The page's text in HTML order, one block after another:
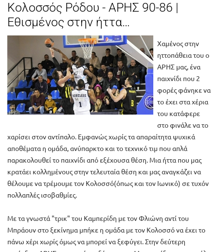
Κολοσσός Ρόδου - ΑΡΗΣ 90-86 |
Εθισμένος στην ήττα…
Χαμένος στην
ηττοπάθεια του ο
ΑΡΗΣ μας, ένα
παιχνίδι που 2
φορές φάνηκε να
το έχει στα χέρια
του κατάφερε
στο φινάλε να το
χαρίσει στον αντίπαλο. Εμφανώς χωρίς τα απαραίτητα ψυχικά
αποθέματα η ομάδα, ανύπαρκτο και το τεχνικό τιμ που απλά
παρακολουθεί το παιχνίδι από εξέχουσα θέση. Μια ήττα που μας
κρατάει κολλημένους στην τελευταία θέση και μας αναγκάζει να
θέλουμε να τρέμουμε τον Κολοσσό(όπως και τον Ιωνικό) σε τυχόν
πολλαπλές ισοβαθμίες.
Με τα γνωστά "τρικ" του Καμπερίδη με τον Φλιώνη αντί του
Μπράουν στο ξεκίνημα μπήκε η ομάδα με τον Κολοσσό να έχει το
πάνω χέρι χωρίς όμως να μπορεί να ξεφύγει. Στην δεύτερη